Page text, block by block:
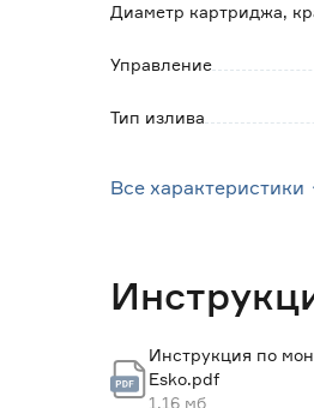
Диаметр картриджа,
Управление
Тип излива
Цвет
Все характеристики
Инструкция по
Esko.pdf
1.16 мб